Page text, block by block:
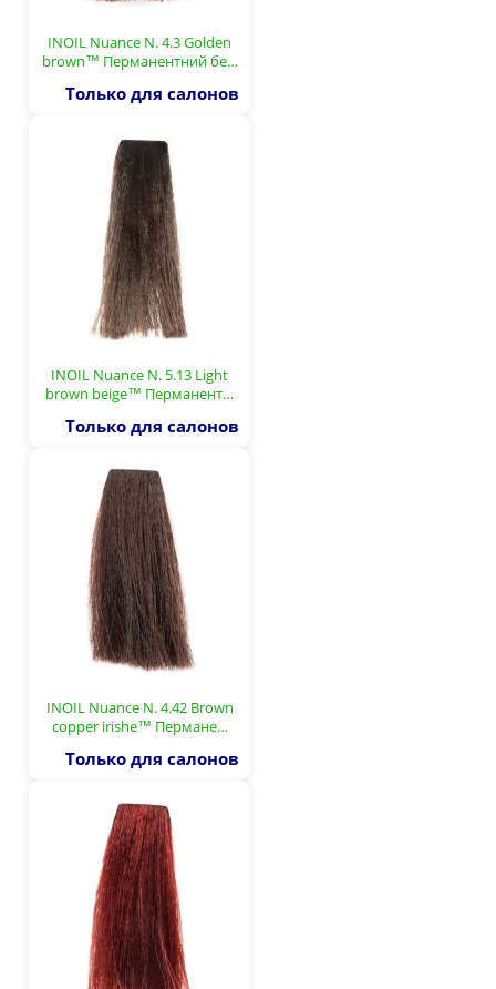
INOIL Nuance N. 4.3 Golden
brown™ Перманентний бе…
Только для салонов
INOIL Nuance N. 5.13 Light
brown beige™ Перманент…
Только для салонов
INOIL Nuance N. 4.42 Brown
copper irishe™ Пермане…
Только для салонов